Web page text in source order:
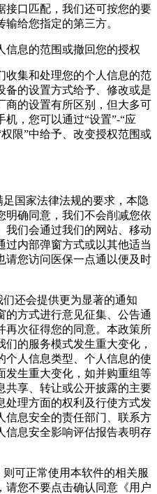
接口匹配，我们还可按您的要
给您指定的第三方。
信息的范围或撤回您的授权
收集和处理您的个人信息的范
备的设置方式给予、修改或是
商的设置有所区别，但大多可
，您可以通过“设置”-“应
权限”中给予、改变授权范围或
国家法律法规的要求，本隐
明确同意，我们不会削减您依
我们会通过我们的网站、移动
过内部弹窗方式或以其他适当
请您访问医保一点通以便及时
还会提供更为显著的通知
的方式进行意见征集、公告通
再次征得您的同意。本政策所
的服务模式发生重大变化，
个人信息类型、个人信息的使
发生重大变化，如并购重组等
共享、转让或公开披露的主要
处理方面的权利及行使方式发
信息安全的责任部门、联系方
信息安全影响评估报告表明存
可正常使用本软件的相关服
请您不要点击确认同意《用户